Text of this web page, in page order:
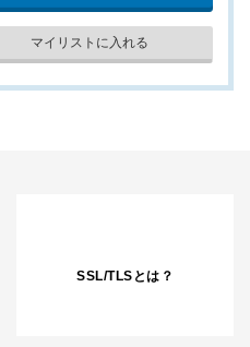
SSL/TLSとは？